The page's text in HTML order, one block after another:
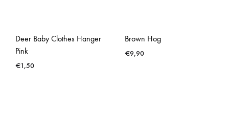
Deer Baby Clothes Hanger
Pink
€1,50
Brown Hog
€9,90